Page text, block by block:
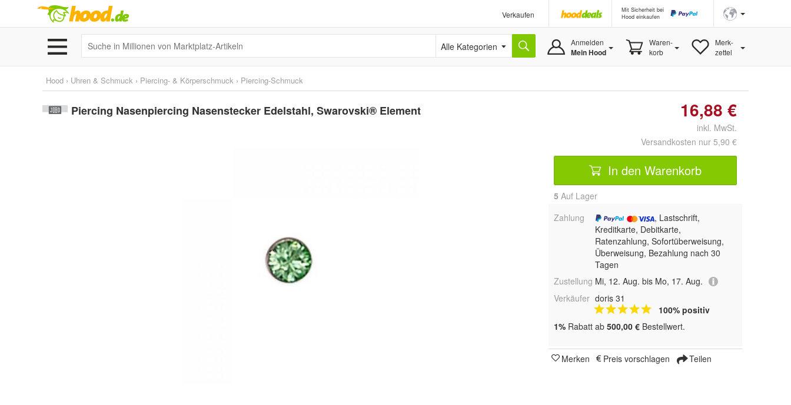
Verkaufen
Mit Sicherheit bei
Hood einkaufen
Alle Kategorien Anmelden
Mein Hood
Waren-
korb
Merk-
zettel
Hood › Uhren & Schmuck › Piercing- & Körperschmuck › Piercing-Schmuck
Piercing Nasenpiercing Nasenstecker Edelstahl, Swarovski® Element 16,88 €
inkl. MwSt.
Versandkosten nur 5,90 €
In den Warenkorb
5 Auf Lager
Zahlung
, Lastschrift,
Kreditkarte, Debitkarte,
Ratenzahlung, Sofortüberweisung,
Überweisung, Bezahlung nach 30
Tagen
Zustellung Mi, 12. Aug. bis Mo, 17. Aug.
Verkäufer doris 31
100% positiv
1% Rabatt ab 500,00 € Bestellwert.
Merken Preis vorschlagen Teilen